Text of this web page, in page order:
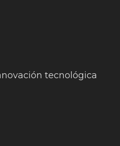
tecnológica